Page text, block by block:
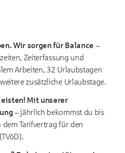
Wir sorgen für Balance –
Zeiterfassung und
Arbeiten, 32 Urlaubstagen
zusätzliche Urlaubstage.
Mit unserer
–jährlich bekommst du bis
dem Tarifvertrag für den